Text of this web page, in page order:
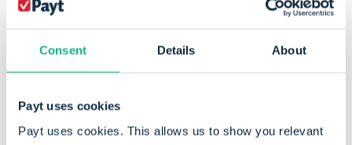
Consent Details About
Payt uses cookies
Payt uses cookies. This allows us to show you relevant